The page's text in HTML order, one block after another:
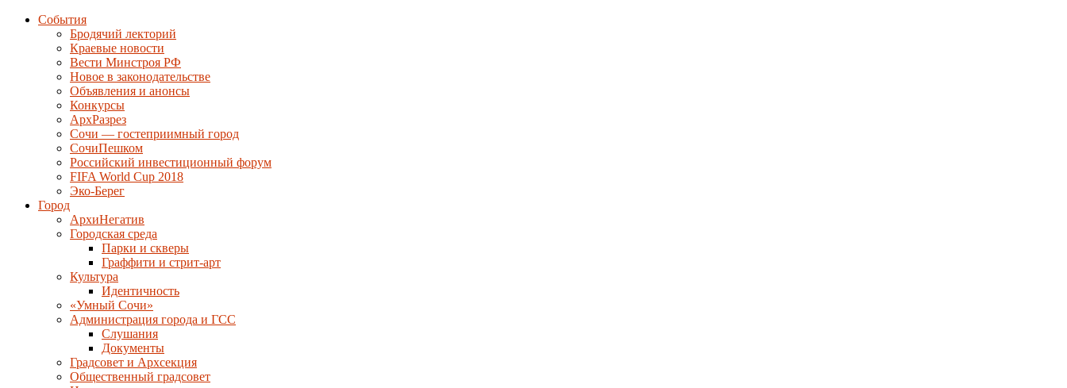
События
Бродячий лекторий
Краевые новости
Вести Минстроя РФ
Новое в законодательстве
Объявления и анонсы
Конкурсы
АрхРазрез
Сочи — гостеприимный город
СочиПешком
Российский инвестиционный форум
FIFA World Cup 2018
Эко-Берег
Город
АрхиНегатив
Городская среда
Парки и скверы
Граффити и стрит-арт
Культура
Идентичность
«Умный Сочи»
Администрация города и ГСС
Слушания
Документы
Градсовет и Архсекция
Общественный градсовет